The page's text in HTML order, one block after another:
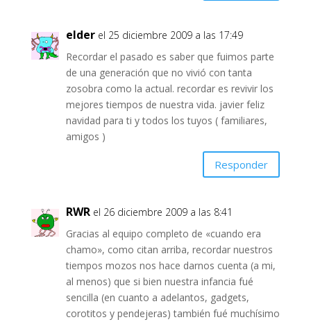
elder el 25 diciembre 2009 a las 17:49
Recordar el pasado es saber que fuimos parte
de una generación que no vivió con tanta
zosobra como la actual. recordar es revivir los
mejores tiempos de nuestra vida. javier feliz
navidad para ti y todos los tuyos ( familiares,
amigos )
Responder
RWR el 26 diciembre 2009 a las 8:41
Gracias al equipo completo de «cuando era
chamo», como citan arriba, recordar nuestros
tiempos mozos nos hace darnos cuenta (a mi,
al menos) que si bien nuestra infancia fué
sencilla (en cuanto a adelantos, gadgets,
corotitos y pendejeras) también fué muchísimo